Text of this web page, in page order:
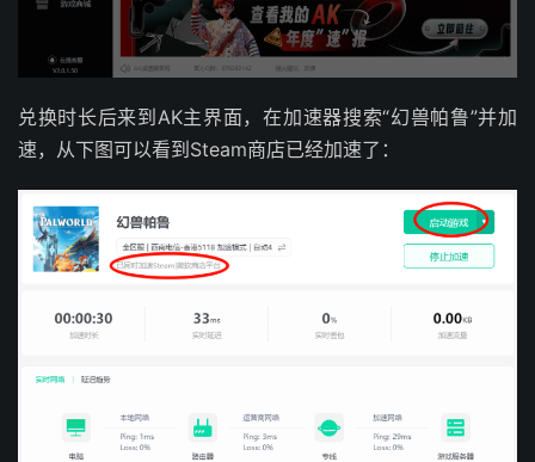
兑换时长后来到AK主界面，在加速器搜索“幻兽帕鲁”并加
速，从下图可以看到Steam商店已经加速了：